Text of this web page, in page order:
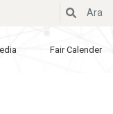
Fair Calender